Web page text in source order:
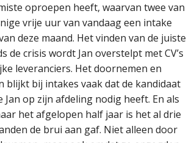
oproepen heeft, waarvan twee van
vrije uur van vandaag een intake
deze maand. Het vinden van de juiste
crisis wordt Jan overstelpt met CV’s
leveranciers. Het doornemen en
blijkt bij intakes vaak dat de kandidaat
op zijn afdeling nodig heeft. En als
het afgelopen half jaar is het al drie
de brui aan gaf. Niet alleen door